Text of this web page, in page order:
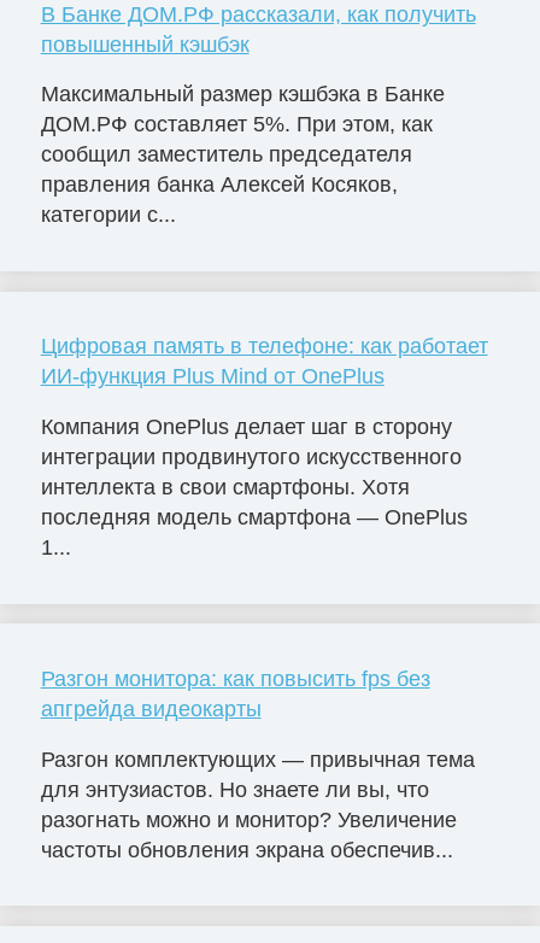
В Банке ДОМ.РФ рассказали, как получить
повышенный кэшбэк
Максимальный размер кэшбэка в Банке
ДОМ.РФ составляет 5%. При этом, как
сообщил заместитель председателя
правления банка Алексей Косяков,
категории с...
Цифровая память в телефоне: как работает
ИИ-функция Plus Mind от OnePlus
Компания OnePlus делает шаг в сторону
интеграции продвинутого искусственного
интеллекта в свои смартфоны. Хотя
последняя модель смартфона — OnePlus
1...
Разгон монитора: как повысить fps без
апгрейда видеокарты
Разгон комплектующих — привычная тема
для энтузиастов. Но знаете ли вы, что
разогнать можно и монитор? Увеличение
частоты обновления экрана обеспечив...